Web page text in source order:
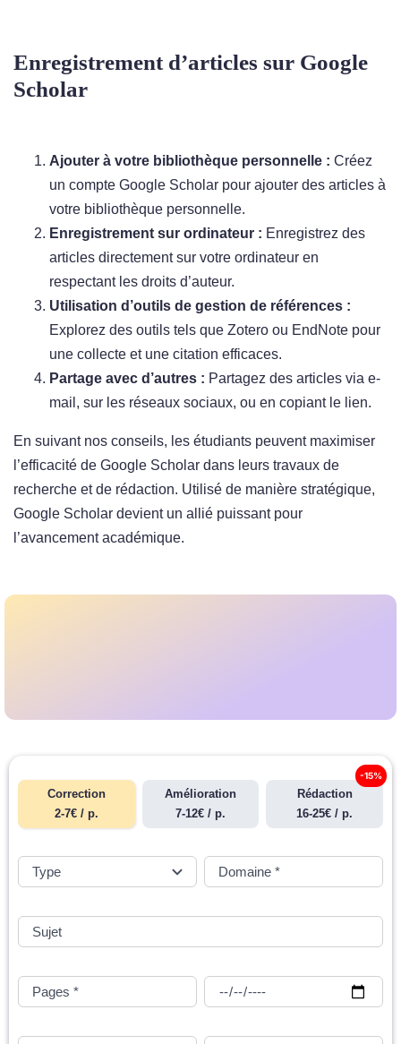
Enregistrement d’articles sur Google
Scholar
Ajouter à votre bibliothèque personnelle : Créez
un compte Google Scholar pour ajouter des articles à
votre bibliothèque personnelle.
Enregistrement sur ordinateur : Enregistrez des
articles directement sur votre ordinateur en
respectant les droits d’auteur.
Utilisation d’outils de gestion de références :
Explorez des outils tels que Zotero ou EndNote pour
une collecte et une citation efficaces.
Partage avec d’autres : Partagez des articles via e-
mail, sur les réseaux sociaux, ou en copiant le lien.
En suivant nos conseils, les étudiants peuvent maximiser
l’efficacité de Google Scholar dans leurs travaux de
recherche et de rédaction. Utilisé de manière stratégique,
Google Scholar devient un allié puissant pour
l’avancement académique.
Correction
2-7€ / p.
Amélioration
7-12€ / p.
Rédaction
16-25€ / p.
-15%